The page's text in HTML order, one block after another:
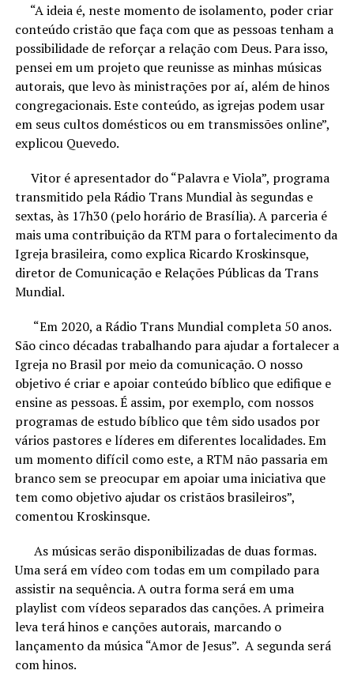
“A ideia é, neste momento de isolamento, poder criar
conteúdo cristão que faça com que as pessoas tenham a
possibilidade de reforçar a relação com Deus. Para isso,
pensei em um projeto que reunisse as minhas músicas
autorais, que levo às ministrações por aí, além de hinos
congregacionais. Este conteúdo, as igrejas podem usar
em seus cultos domésticos ou em transmissões online”,
explicou Quevedo.
Vitor é apresentador do “Palavra e Viola”, programa
transmitido pela Rádio Trans Mundial às segundas e
sextas, às 17h30 (pelo horário de Brasília). A parceria é
mais uma contribuição da RTM para o fortalecimento da
Igreja brasileira, como explica Ricardo Kroskinsque,
diretor de Comunicação e Relações Públicas da Trans
Mundial.
“Em 2020, a Rádio Trans Mundial completa 50 anos.
São cinco décadas trabalhando para ajudar a fortalecer a
Igreja no Brasil por meio da comunicação. O nosso
objetivo é criar e apoiar conteúdo bíblico que edifique e
ensine as pessoas. É assim, por exemplo, com nossos
programas de estudo bíblico que têm sido usados por
vários pastores e líderes em diferentes localidades. Em
um momento difícil como este, a RTM não passaria em
branco sem se preocupar em apoiar uma iniciativa que
tem como objetivo ajudar os cristãos brasileiros”,
comentou Kroskinsque.
As músicas serão disponibilizadas de duas formas.
Uma será em vídeo com todas em um compilado para
assistir na sequência. A outra forma será em uma
playlist com vídeos separados das canções. A primeira
leva terá hinos e canções autorais, marcando o
lançamento da música “Amor de Jesus”. A segunda será
com hinos.